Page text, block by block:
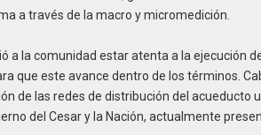
a través de la macro y micromedición.
a la comunidad estar atenta a la ejecución
que este avance dentro de los términos.
de las redes de distribución del acueducto
del Cesar y la Nación, actualmente